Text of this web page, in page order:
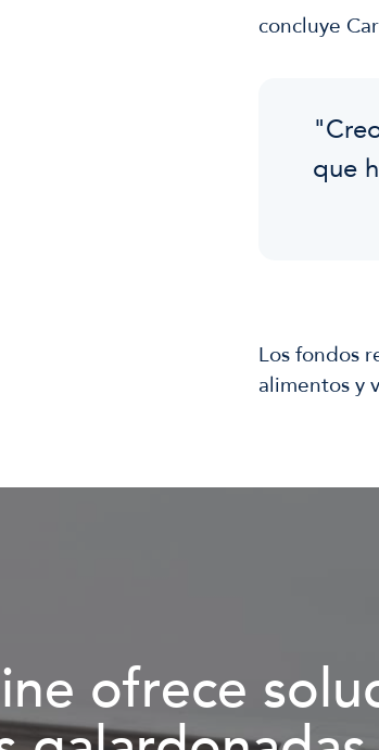
concluye
que
Los fondos
alimentos y
ofrece